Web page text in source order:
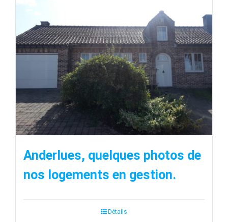
Anderlues, quelques photos de
nos logements en gestion.
Détails